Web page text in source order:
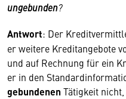
ungebunden?
Antwort: Der
er weitere Kreditangebote
und auf Rechnung für ein
er in den
gebundenen Tätigkeit